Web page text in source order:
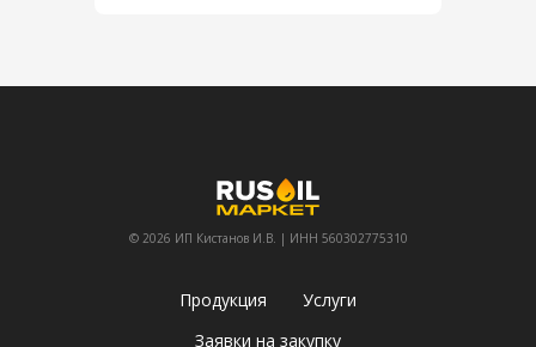
© 2026 ИП Кистанов И.В. | ИНН 560302775310
Продукция
Услуги
Заявки на закупку